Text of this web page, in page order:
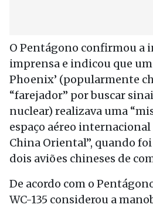
O Pentágono confirmou a
imprensa e indicou que um
Phoenix’ (popularmente
“farejador” por buscar
nuclear) realizava uma
espaço aéreo internacional
China Oriental”, quando
dois aviões chineses de
De acordo com o
WC-135 considerou a